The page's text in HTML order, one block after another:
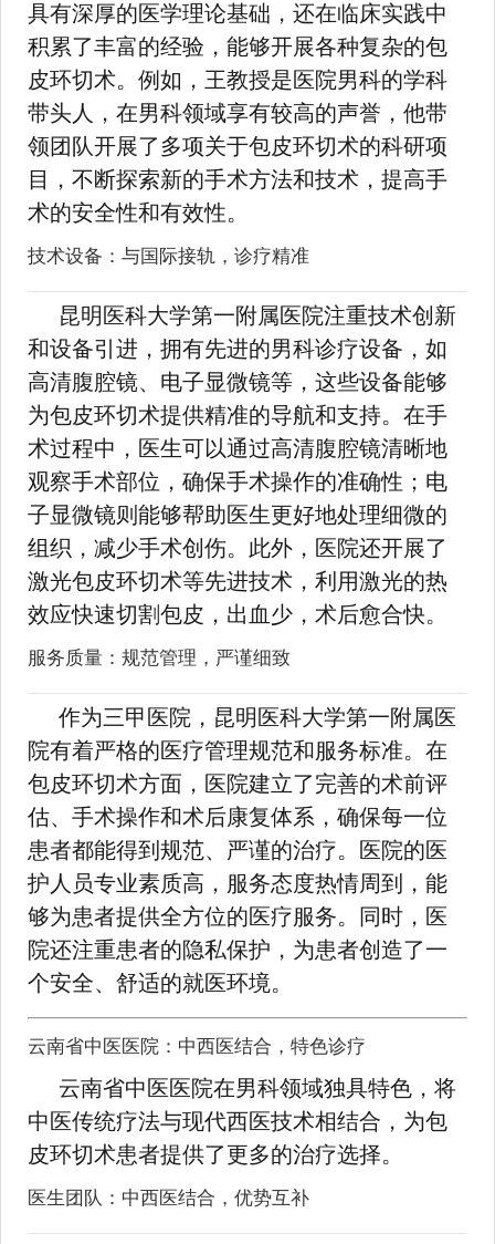
具有深厚的医学理论基础，还在临床实践中
积累了丰富的经验，能够开展各种复杂的包
皮环切术。例如，王教授是医院男科的学科
带头人，在男科领域享有较高的声誉，他带
领团队开展了多项关于包皮环切术的科研项
目，不断探索新的手术方法和技术，提高手
术的安全性和有效性。
技术设备：与国际接轨，诊疗精准
昆明医科大学第一附属医院注重技术创新
和设备引进，拥有先进的男科诊疗设备，如
高清腹腔镜、电子显微镜等，这些设备能够
为包皮环切术提供精准的导航和支持。在手
术过程中，医生可以通过高清腹腔镜清晰地
观察手术部位，确保手术操作的准确性；电
子显微镜则能够帮助医生更好地处理细微的
组织，减少手术创伤。此外，医院还开展了
激光包皮环切术等先进技术，利用激光的热
效应快速切割包皮，出血少，术后愈合快。
服务质量：规范管理，严谨细致
作为三甲医院，昆明医科大学第一附属医
院有着严格的医疗管理规范和服务标准。在
包皮环切术方面，医院建立了完善的术前评
估、手术操作和术后康复体系，确保每一位
患者都能得到规范、严谨的治疗。医院的医
护人员专业素质高，服务态度热情周到，能
够为患者提供全方位的医疗服务。同时，医
院还注重患者的隐私保护，为患者创造了一
个安全、舒适的就医环境。
云南省中医医院：中西医结合，特色诊疗
云南省中医医院在男科领域独具特色，将
中医传统疗法与现代西医技术相结合，为包
皮环切术患者提供了更多的治疗选择。
医生团队：中西医结合，优势互补